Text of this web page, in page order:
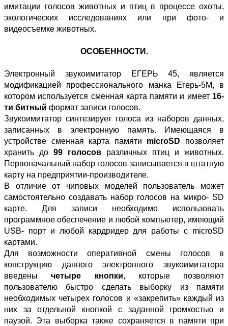
имитации голосов животных и птиц в процессе охоты,
экологических исследованиях или при фото- и
видеосъемке животных.
ОСОБЕННОСТИ.
Электронный звукоимитатор ЕГЕРЬ 45, является
модификацией профессионального манка Егерь-5М, в
котором используется сменная карта памяти и имеет 16-
ти битный формат записи голосов.
Звукоимитатор синтезирует голоса из наборов данных,
записанных в электронную память. Имеющаяся в
устройстве сменная карта памяти microSD позволяет
хранить до 99 голосов различных птиц и животных.
Первоначальный набор голосов записывается в штатную
карту на предприятии-производителе.
В отличие от чиповых моделей пользователь может
самостоятельно создавать набор голосов на микро- SD
карте. Для записи необходимо использовать
программное обеспечение и любой компьютер, имеющий
USB- порт и любой кардридер для работы с microSD
картами.
Для возможности оперативной смены голосов в
конструкцию данного электронного звукоимитатора
введенычетыре кнопки, которые позволяют
пользователю быстро сделать выборку из памяти
необходимых четырех голосов и «закрепить» каждый из
них за отдельной кнопкой с заданной громкостью и
паузой. Эта выборка также сохраняется в памяти при